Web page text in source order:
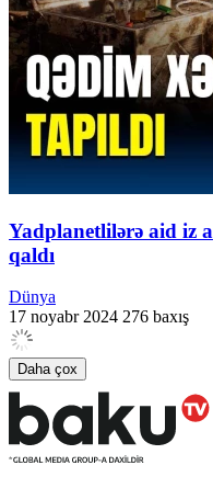
Yadplanetlilərə aid iz
qaldı
Dünya
17 noyabr 2024 276 baxış
Daha çox